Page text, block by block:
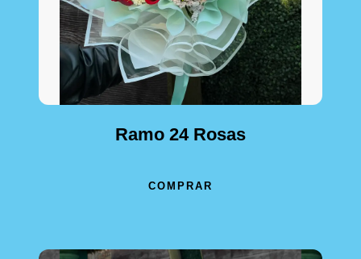
Ramo 24 Rosas
COMPRAR